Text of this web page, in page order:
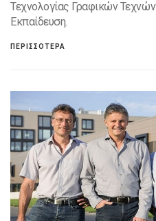
Τεχνολογίας Γραφικών
Εκπαίδευση.
ΠΕΡΙΣΣΟΤΕΡΑ